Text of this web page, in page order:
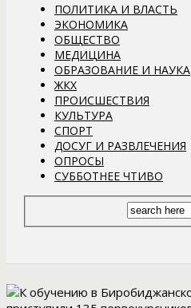
ПОЛИТИКА И ВЛАСТЬ
ЭКОНОМИКА
ОБЩЕСТВО
МЕДИЦИНА
ОБРАЗОВАНИЕ И НАУКА
ЖКХ
ПРОИСШЕСТВИЯ
КУЛЬТУРА
СПОРТ
ДОСУГ И РАЗВЛЕЧЕНИЯ
ОПРОСЫ
СУББОТНЕЕ ЧТИВО